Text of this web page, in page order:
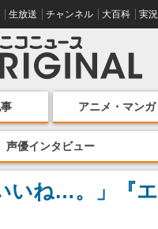
生放送 チャンネル 大百科 実況
アニメ・マンガ
声優インタビュー
いね…。」『